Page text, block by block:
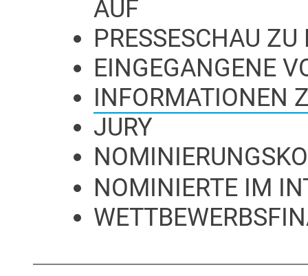
AUF
PRESSESCHAU
EINGEGANGENE
INFORMATIONEN
JURY
NOMINIERTE IM